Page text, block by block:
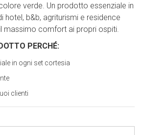
verde. Un prodotto essenziale in
hotel, b&b, agriturismi e residence
massimo comfort ai propri ospiti.
PERCHÉ:
in ogni set cortesia
clienti